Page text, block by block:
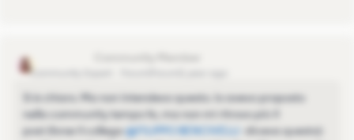
EleonoraGG
Community Expert
Si è chiaro. Ma non intendevo questo. Io avevo proposto
nella community tempo fa, ma non mi ritrovo più il
post (forse il collega ​@FILIPPO BENCIVELLI
diceva questo):